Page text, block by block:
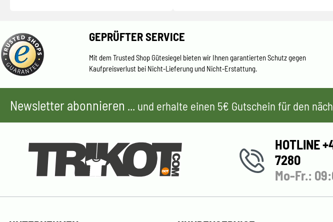
GEPRÜFTER SERVICE
Mit dem Trusted Shop Gütesiegel bieten wir Ihnen garantierten Schutz gegen
Kaufpreisverlust bei Nicht-Lieferung und Nicht-Erstattung.
Newsletter abonnieren ... und erhalte einen 5€ Gutschein für den
HOTLINE
7280
Mo-Fr.: